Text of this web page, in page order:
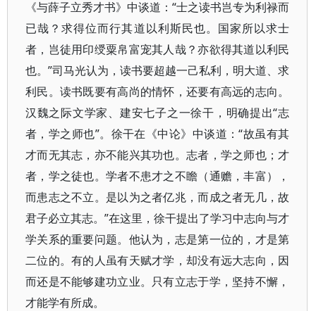
《与薛子立秀才书》中谈道：“士之读书岂专为利禄而
已哉？求得位而行其道以利斯民也。国家所以求士
者，岂徒用印绶粟帛富宠其人哉？亦欲得其道以利民
也。”司马光认为，读书要超越一己私利，明大道、求
利民。读书既要有高尚的情怀，还要有高远的志向。
汉魏之际文学家、建安七子之一徐干，明确提出“志
者，学之师也”。徐干在《中论》中谈道：“故虽有其
才而无其志，亦不能兴其功也。志者，学之师也；才
者，学之徒也。学者不患才之不瞻（通赡，丰富），
而患志之不立。是以为之者亿兆，而成之者无几，故
君子必立其志。”在这里，徐干提出了学习中志向与才
学关系的重要问题。他认为，志是第一位的，才是第
二位的。有的人虽有天赋才学，却没有远大志向，因
而还是不能够建功立业。只有立志于学，坚持不懈，
才能学有所成。